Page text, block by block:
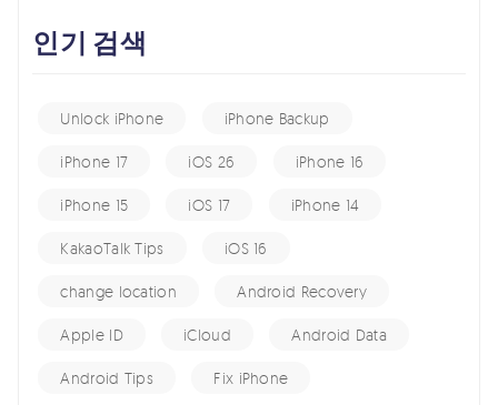
인기 검색
Unlock iPhone iPhone Backup
iPhone 17 iOS 26 iPhone 16
iPhone 15 iOS 17 iPhone 14
KakaoTalk Tips iOS 16
change location Android Recovery
Apple ID iCloud Android Data
Android Tips Fix iPhone